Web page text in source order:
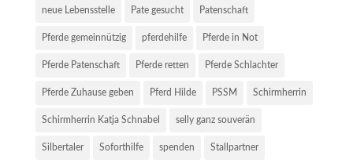
neue Lebensstelle Pate gesucht Patenschaft
Pferde gemeinnützig pferdehilfe Pferde in Not
Pferde Patenschaft Pferde retten Pferde Schlachter
Pferde Zuhause geben Pferd Hilde PSSM Schirmherrin
Schirmherrin Katja Schnabel selly ganz souverän
Silbertaler Soforthilfe spenden Stallpartner